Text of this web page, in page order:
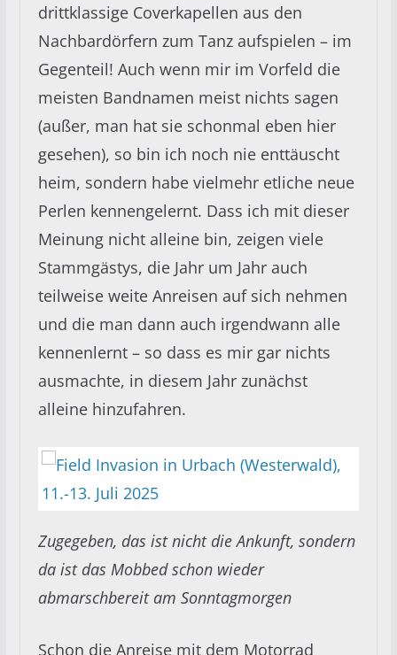
drittklassige Coverkapellen aus den
Nachbardörfern zum Tanz aufspielen – im
Gegenteil! Auch wenn mir im Vorfeld die
meisten Bandnamen meist nichts sagen
(außer, man hat sie schonmal eben hier
gesehen), so bin ich noch nie enttäuscht
heim, sondern habe vielmehr etliche neue
Perlen kennengelernt. Dass ich mit dieser
Meinung nicht alleine bin, zeigen viele
Stammgästys, die Jahr um Jahr auch
teilweise weite Anreisen auf sich nehmen
und die man dann auch irgendwann alle
kennenlernt – so dass es mir gar nichts
ausmachte, in diesem Jahr zunächst
alleine hinzufahren.
Zugegeben, das ist nicht die Ankunft, sondern
da ist das Mobbed schon wieder
abmarschbereit am Sonntagmorgen
Schon die Anreise mit dem Motorrad